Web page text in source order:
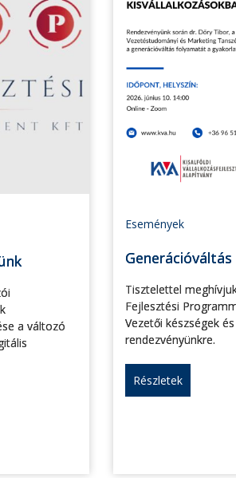
a változó
Események
Tisztelettel
Fejlesztési
Vezetői készségek
rendezvényünkre.
Részletek